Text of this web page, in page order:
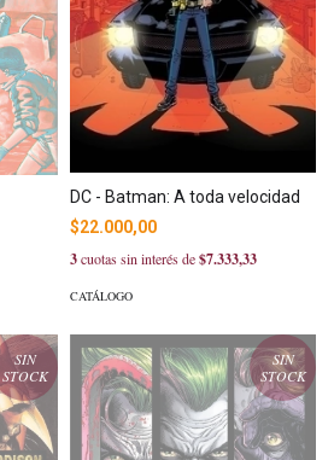
DC - Batman: A toda velocidad
$22.000,00
3cuotas sin interés de$7.333,33
CATÁLOGO
SIN
STOCK
SIN
STOCK